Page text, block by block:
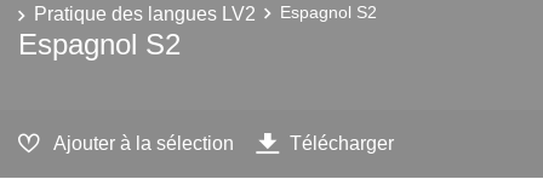
Pratique des langues LV2
Espagnol S2
Espagnol S2
Ajouter à la sélection Télécharger